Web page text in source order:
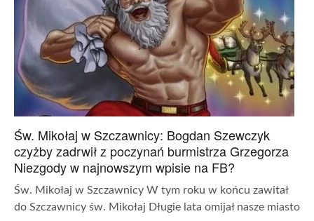
Św. Mikołaj w Szczawnicy: Bogdan Szewczyk
czyżby zadrwił z poczynań burmistrza Grzegorza
Niezgody w najnowszym wpisie na FB?
Św. Mikołaj w Szczawnicy W tym roku w końcu zawitał
do Szczawnicy św. Mikołaj Długie lata omijał nasze miasto